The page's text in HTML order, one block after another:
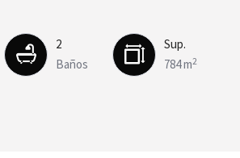
2
Baños
Sup.
784 m2